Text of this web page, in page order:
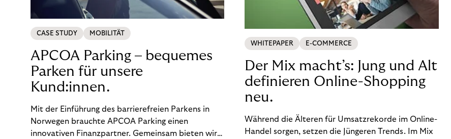
CASE STUDY MOBILITÄT
APCOA Parking – bequemes
Parken für unsere
Kund:innen.
Mit der Einführung des barrierefreien Parkens in
Norwegen brauchte APCOA Parking einen
innovativen Finanzpartner. Gemeinsam bieten wir
WHITEPAPER E-COMMERCE
Der Mix macht’s: Jung und Alt
definieren Online-Shopping
neu.
Während die Älteren für Umsatzrekorde im Online-
Handel sorgen, setzen die Jüngeren Trends. Im Mix